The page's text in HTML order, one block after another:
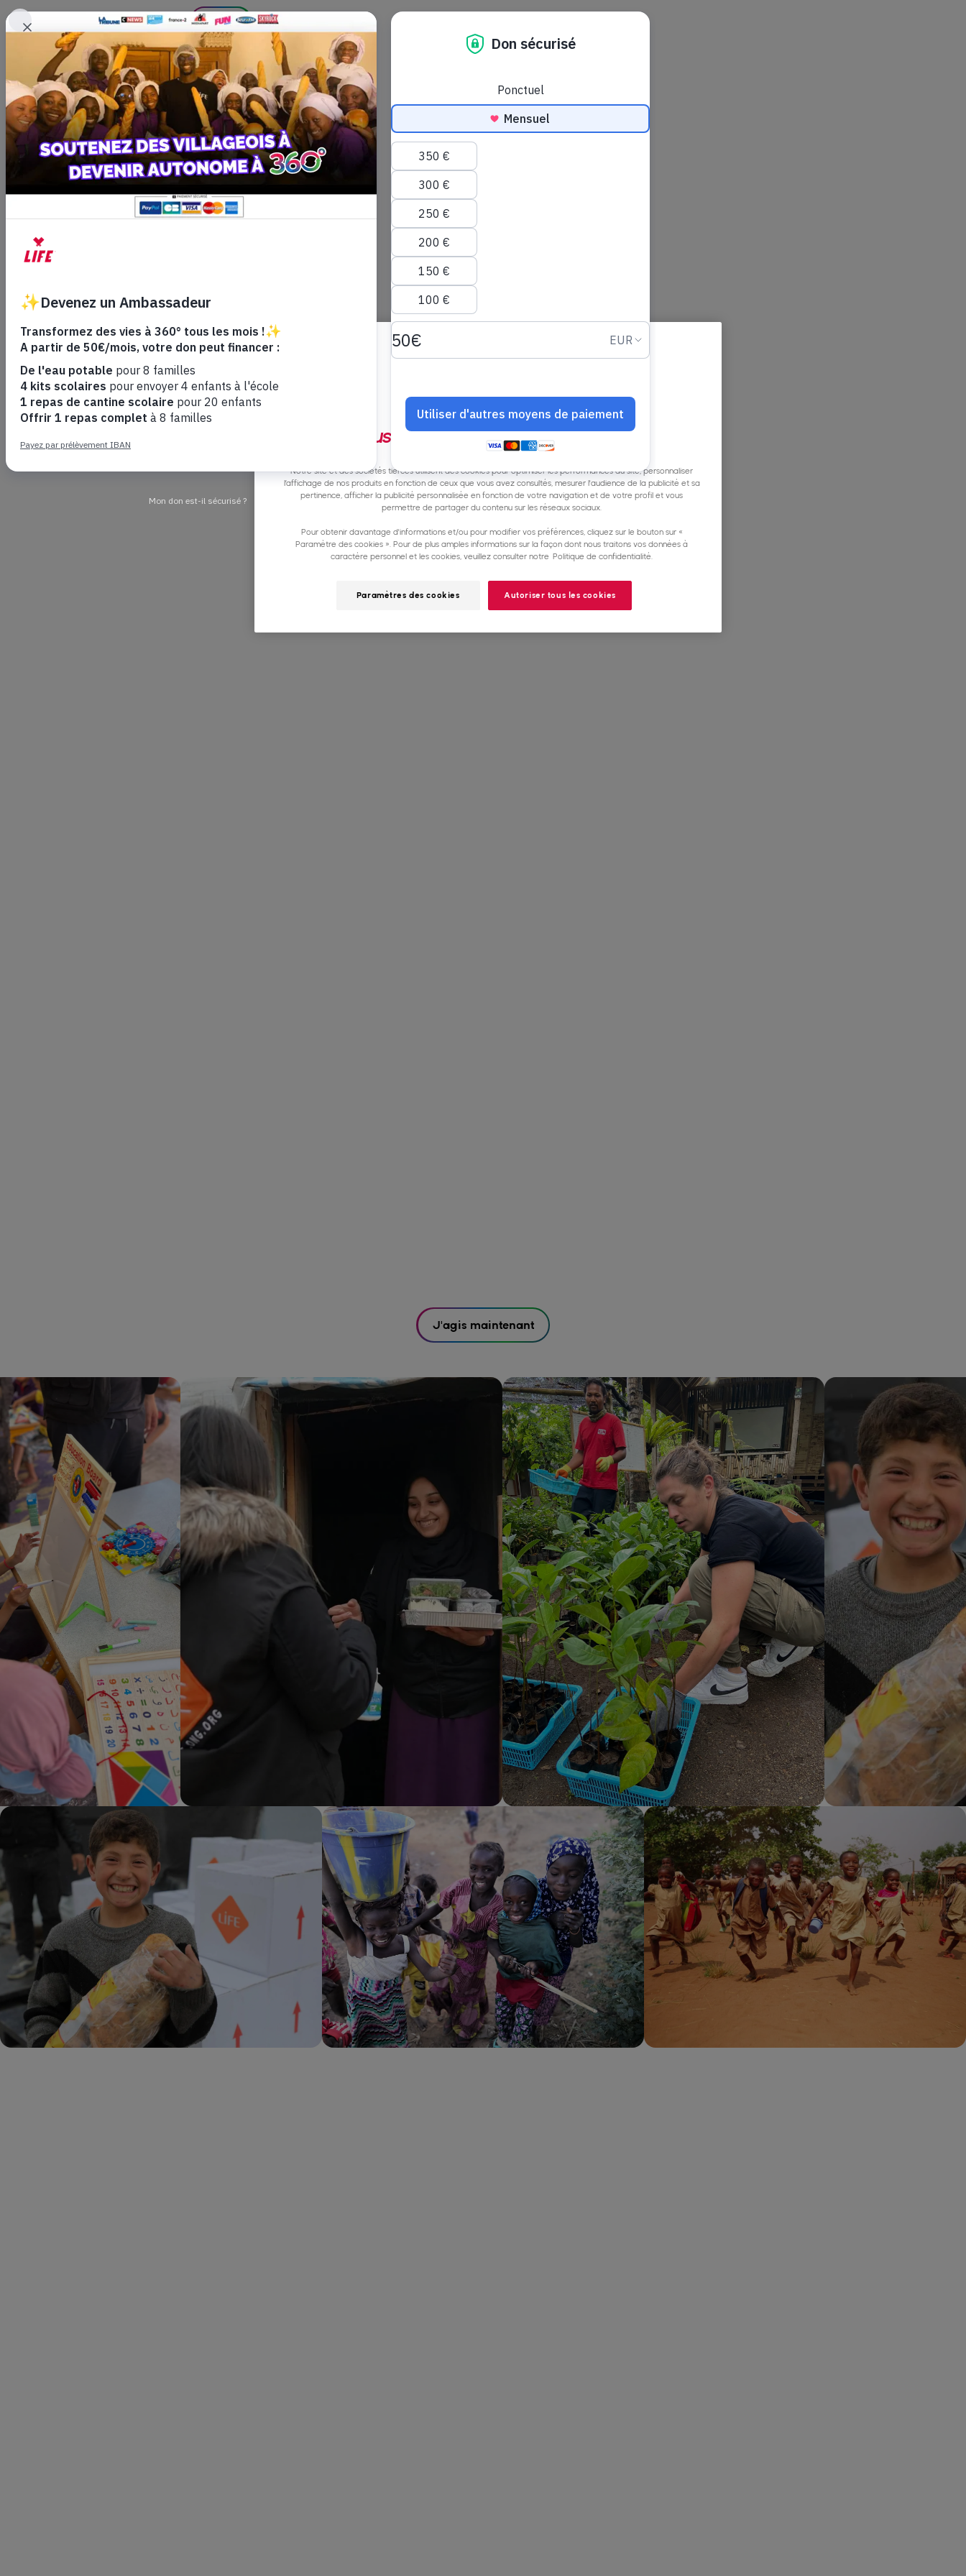
01 84 21 20 10 J'agis
J'agis maintenant
Nous respectons votre vie privée
Notre site et des sociétés tierces utilisent des cookies pour optimiser les performances du site, personnaliser
l’affichage de nos produits en fonction de ceux que vous avez consultés, mesurer l'audience de la publicité et sa
pertinence, afficher la publicité personnalisée en fonction de votre navigation et de votre profil et vous
permettre de partager du contenu sur les réseaux sociaux.
Pour obtenir davantage d'informations et/ou pour modifier vos préférences, cliquez sur le bouton sur «
Paramètre des cookies ». Pour de plus amples informations sur la façon dont nous traitons vos données à
caractère personnel et les cookies, veuillez consulter notre Politique de confidentialité.
Paramètres des cookies Autoriser tous les cookies
Continuer sans accepter